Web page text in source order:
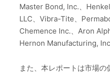
Master Bond, Inc.、
LLC、Vibra-Tite、
Chemence Inc.、Aron
Hernon Manufacturing,
また、本レポートは市場